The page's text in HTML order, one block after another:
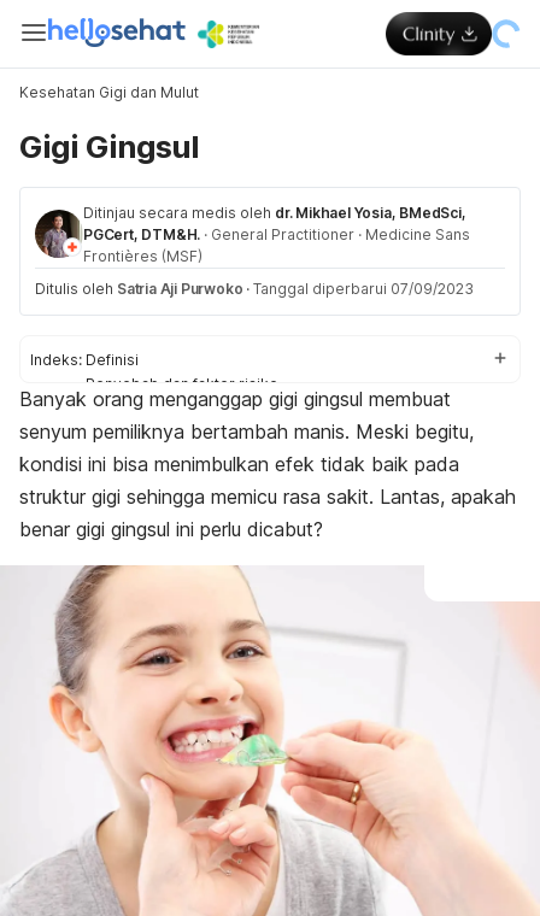
Kesehatan Gigi dan Mulut
Gigi Gingsul
Ditinjau secara medis oleh dr. Mikhael Yosia, BMedSci,
PGCert, DTM&H. · General Practitioner · Medicine Sans
Frontières (MSF)
Ditulis oleh Satria Aji Purwoko · Tanggal diperbarui 07/09/2023
Indeks: Definisi
Penyebab dan faktor risiko
Dampak
Penanganan
Apakah perlu dicabut?
Banyak orang menganggap gigi gingsul membuat
senyum pemiliknya bertambah manis. Meski begitu,
kondisi ini bisa menimbulkan efek tidak baik pada
struktur gigi sehingga memicu rasa sakit. Lantas, apakah
benar gigi gingsul ini perlu dicabut?